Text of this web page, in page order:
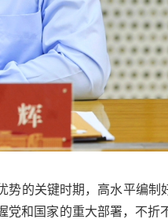
的关键时期，高水平编制
和国家的重大部署，不折